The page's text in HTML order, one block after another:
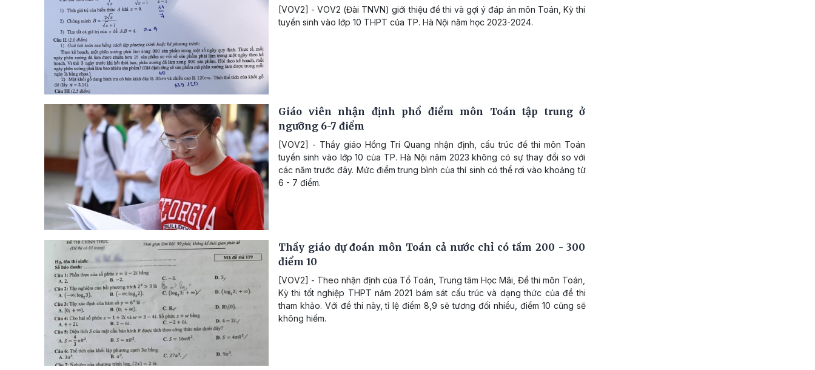
[VOV2] - VOV2 (Đài TNVN) giới thiệu đề thi và gợi ý đáp án môn Toán, Kỳ thi
tuyển sinh vào lớp 10 THPT của TP. Hà Nội năm học 2023-2024.
Giáo viên nhận định phổ điểm môn Toán tập trung ở
ngưỡng 6-7 điểm
[VOV2] - Thầy giáo Hồng Trí Quang nhận định, cấu trúc đề thi môn Toán
tuyển sinh vào lớp 10 của TP. Hà Nội năm 2023 không có sự thay đổi so với
các năm trước đây. Mức điểm trung bình của thí sinh có thể rơi vào khoảng từ
6 - 7 điểm.
Thầy giáo dự đoán môn Toán cả nước chỉ có tầm 200 - 300
điểm 10
[VOV2] - Theo nhận định của Tổ Toán, Trung tâm Học Mãi, Đề thi môn Toán,
Kỳ thi tốt nghiệp THPT năm 2021 bám sát cấu trúc và dạng thức của đề thi
tham khảo. Với đề thi này, tỉ lệ điểm 8,9 sẽ tương đối nhiều, điểm 10 cũng sẽ
không hiếm.